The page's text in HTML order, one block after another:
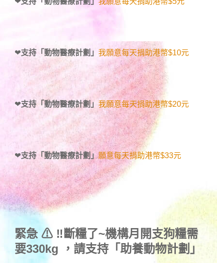
❤支持「動物醫療計劃」 我願意每天捐助港幣$10元
❤支持「動物醫療計劃」 我願意每天捐助港幣$20元
❤支持「動物醫療計劃」願意每天捐助港幣$33元
緊急 ⚠ ‼斷糧了~機構月開支狗糧需
要330kg ， 請支持「助養動物計劃」